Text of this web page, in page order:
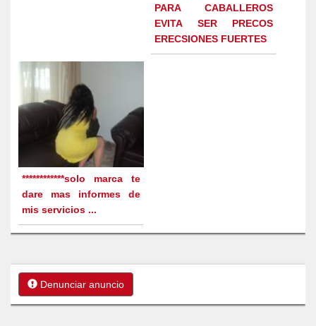
PARA CABALLEROS
EVITA SER PRECOS
ERECSIONES FUERTES
************solo marca te
dare mas informes de
mis servicios ...
Denunciar anuncio